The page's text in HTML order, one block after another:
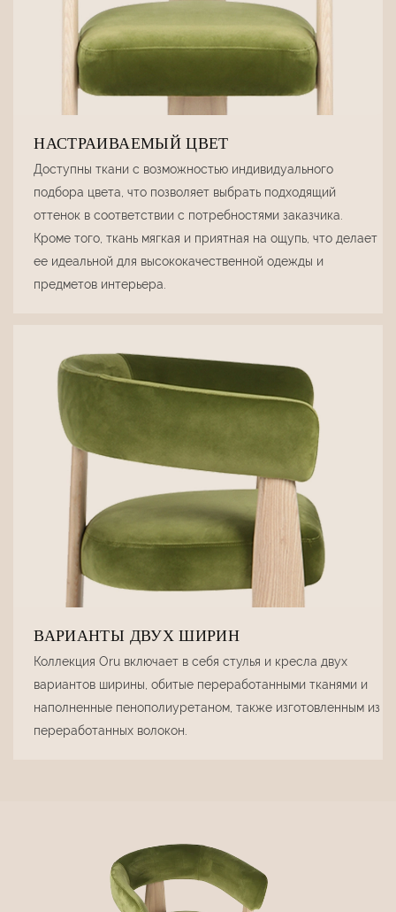
НАСТРАИВАЕМЫЙ ЦВЕТ
Доступны ткани с возможностью индивидуального
подбора цвета, что позволяет выбрать подходящий
оттенок в соответствии с потребностями заказчика.
Кроме того, ткань мягкая и приятная на ощупь, что делает
ее идеальной для высококачественной одежды и
предметов интерьера.
ВАРИАНТЫ ДВУХ ШИРИН
Коллекция Oru включает в себя стулья и кресла двух
вариантов ширины, обитые переработанными тканями и
наполненные пенополиуретаном, также изготовленным из
переработанных волокон.